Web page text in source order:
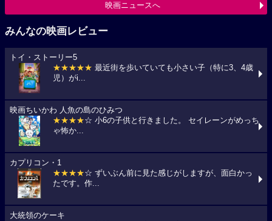
映画ニュースへ
みんなの映画レビュー
トイ・ストーリー5
★★★★★ 最近街を歩いていても小さい子（特に3、4歳
児）がi...
映画ちいかわ 人魚の島のひみつ
★★★★☆ 小6の子供と行きました。 セイレーンがめっち
ゃ怖か...
カプリコン・1
★★★★☆ ずいぶん前に見た感じがしますが、面白かっ
たです。作...
大統領のケーキ